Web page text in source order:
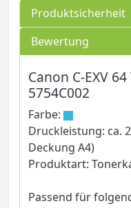
Produktsicherheit
Bewertung
Canon C-EXV
5754C002
Farbe:
Druckleistung: ca.
Deckung A4)
Produktart:
Passend für